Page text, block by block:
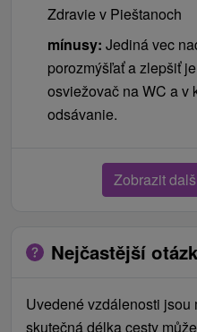
Zdravie v Pieštanoch
mínusy: Jediná vec
porozmýšľať a zlepšiť
osviežovač na WC a v
odsávanie.
Zobrazit
Nejčastější
Uvedené vzdálenosti jsou
skutečná délka cesty